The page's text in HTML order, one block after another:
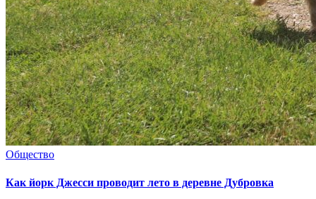
Общество
Как йорк Джесси проводит лето в деревне Дубровка